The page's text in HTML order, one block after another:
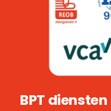
BPT diensten